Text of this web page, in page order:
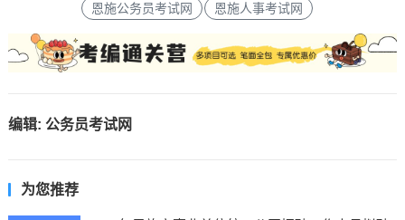
恩施公务员考试网 恩施人事考试网
编辑: 公务员考试网
为您推荐